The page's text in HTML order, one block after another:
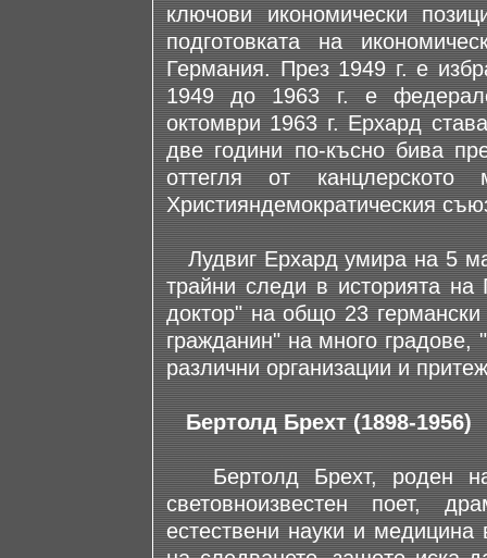
ключови икономически
подготовката на
Германия. През 1949 г. е
1949 до 1963 г. е
октомври 1963 г. Ерхард
две години по-късно бива
оттегля от
Християндемократическия
Лудвиг Ерхард умира на 5
трайни следи в историята на
доктор" на общо 23 германски
гражданин" на много градове,
различни организации и
Бертолд Брехт (1898-1956)
Бертолд Брехт, роден на
световноизвестен поет,
естествени науки и